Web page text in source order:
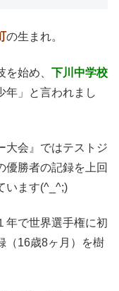
の生まれ。
を始め、 下川中学校
年」と言われまし
大会』ではテストジ
優勝者の記録を上回
います(^_^;)
年で世界選手権に初
（16歳8ヶ月）を樹